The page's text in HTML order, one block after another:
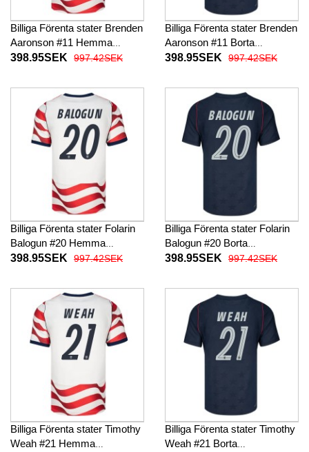
Billiga Förenta stater Brenden
Aaronson #11 Hemma
fotbollskläder VM 2026
398.95SEK 997.42SEK
Billiga Förenta stater Brenden
Aaronson #11 Borta
fotbollskläder VM 2026
398.95SEK 997.42SEK
Billiga Förenta stater Folarin
Balogun #20 Hemma
fotbollskläder VM 2026
398.95SEK 997.42SEK
Billiga Förenta stater Folarin
Balogun #20 Borta
fotbollskläder VM 2026
398.95SEK 997.42SEK
Billiga Förenta stater Timothy
Weah #21 Hemma
Billiga Förenta stater Timothy
Weah #21 Borta